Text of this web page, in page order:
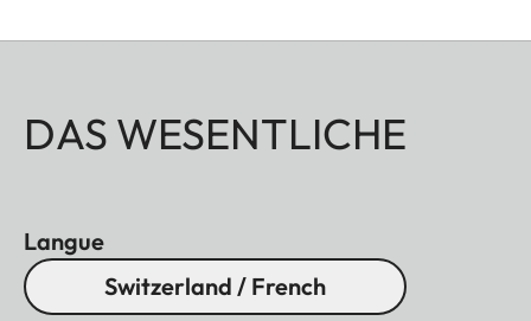
DAS WESENTLICHE
Langue
Switzerland / French